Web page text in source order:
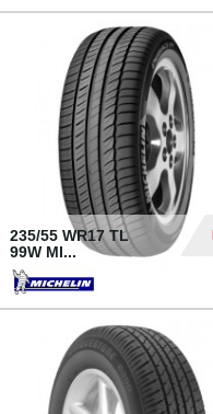
235/55 WR17 TL
99W MI...